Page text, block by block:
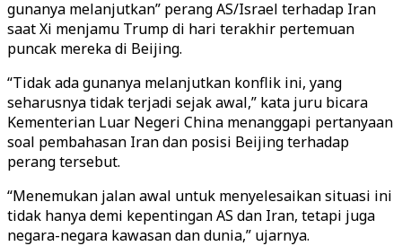
gunanya melanjutkan” perang AS/Israel terhadap Iran
saat Xi menjamu Trump di hari terakhir pertemuan
puncak mereka di Beijing.
“Tidak ada gunanya melanjutkan konflik ini, yang
seharusnya tidak terjadi sejak awal,” kata juru bicara
Kementerian Luar Negeri China menanggapi pertanyaan
soal pembahasan Iran dan posisi Beijing terhadap
perang tersebut.
“Menemukan jalan awal untuk menyelesaikan situasi ini
tidak hanya demi kepentingan AS dan Iran, tetapi juga
negara-negara kawasan dan dunia,” ujarnya.